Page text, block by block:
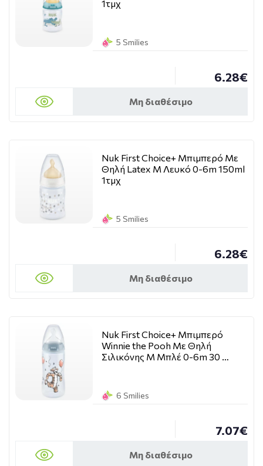
1τμχ
5 Smilies
6.28€
Μη διαθέσιμο
Nuk First Choice+ Μπιμπερό Με
Θηλή Latex M Λευκό 0-6m 150ml
1τμχ
5 Smilies
6.28€
Μη διαθέσιμο
Nuk First Choice+ Μπιμπερό
Winnie the Pooh Με Θηλή
Σιλικόνης M Μπλέ 0-6m 30 …
6 Smilies
7.07€
Μη διαθέσιμο